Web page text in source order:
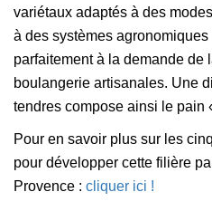
variétaux adaptés à des
à des systèmes
parfaitement à la demande de
boulangerie artisanales. Une
tendres compose ainsi le pain
Pour en savoir plus sur les
pour développer cette filière
Provence : cliquer ici !